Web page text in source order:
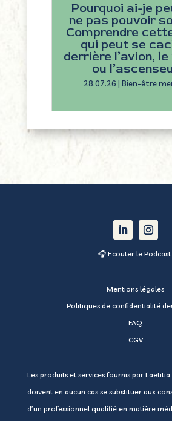
Pourquoi ai-je
ne pas pouvoir
Comprendre
qui peut se
derrière l’avion,
ou
28.07.26 |Bien-être
🎧 Ecouter le Podcast
Mentions légales
Politiques de confidentialité
FAQ
CGV
Les produits et services fournis par Laetitia
doivent en aucun cas se substituer aux
d’un professionnel qualifié en matière